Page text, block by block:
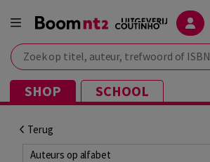
Zoek op titel, auteur, trefwoord of ISBN
SHOP SCHOOL
Terug
Auteurs op alfabet